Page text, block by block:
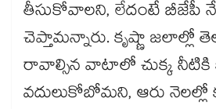
తీసుకోవాలని, లేదంటే బీజేపీ
చెప్తామన్నారు. కృష్ణా జలాల్లో
రావాల్సిన వాటాలో చుక్క
వదులుకోబోమని, ఆరు నెలల్లో